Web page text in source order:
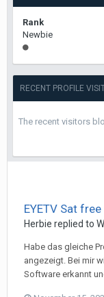
Rank
Newbie
RECENT PROFILE
The recent visitors
EYETV Sat
Herbie replied to
Habe das gleiche
angezeigt. Bei mir
Software erkannt